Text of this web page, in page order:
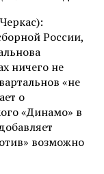
России,
ничего не
«не
о
«Динамо» в
возможно